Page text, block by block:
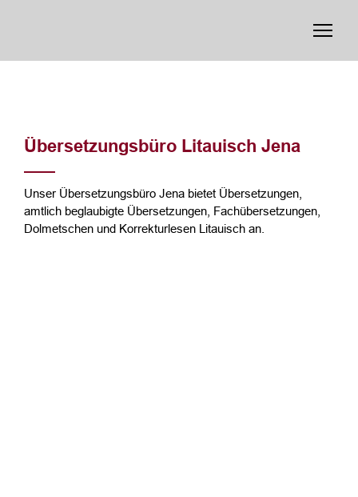
Übersetzungsbüro Litauisch Jena
Unser Übersetzungsbüro Jena bietet Übersetzungen,
amtlich beglaubigte Übersetzungen, Fachübersetzungen,
Dolmetschen und Korrekturlesen Litauisch an.